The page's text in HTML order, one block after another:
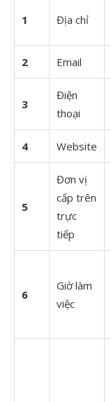
1 Địa chỉ
2 Email
3
Điện
thoại
4 Website
5
Đơn vị
cấp trên
trực
tiếp
6
Giờ làm
việc